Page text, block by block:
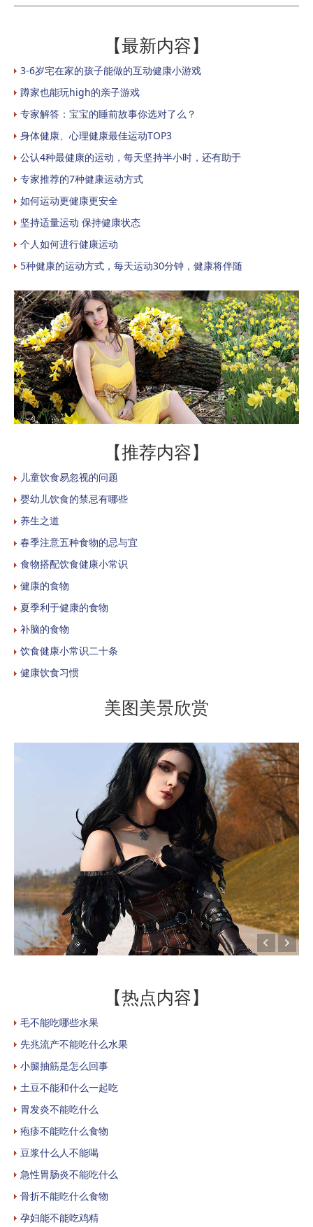
【最新内容】
3-6岁宅在家的孩子能做的互动健康小游戏
蹲家也能玩high的亲子游戏
专家解答：宝宝的睡前故事你选对了么？
身体健康、心理健康最佳运动TOP3
公认4种最健康的运动，每天坚持半小时，还有助于
专家推荐的7种健康运动方式
如何运动更健康更安全
坚持适量运动 保持健康状态
个人如何进行健康运动
5种健康的运动方式，每天运动30分钟，健康将伴随
【推荐内容】
儿童饮食易忽视的问题
婴幼儿饮食的禁忌有哪些
养生之道
春季注意五种食物的忌与宜
食物搭配饮食健康小常识
健康的食物
夏季利于健康的食物
补脑的食物
饮食健康小常识二十条
健康饮食习惯
美图美景欣赏
【热点内容】
毛不能吃哪些水果
先兆流产不能吃什么水果
小腿抽筋是怎么回事
土豆不能和什么一起吃
胃发炎不能吃什么
疱疹不能吃什么食物
豆浆什么人不能喝
急性胃肠炎不能吃什么
骨折不能吃什么食物
孕妇能不能吃鸡精